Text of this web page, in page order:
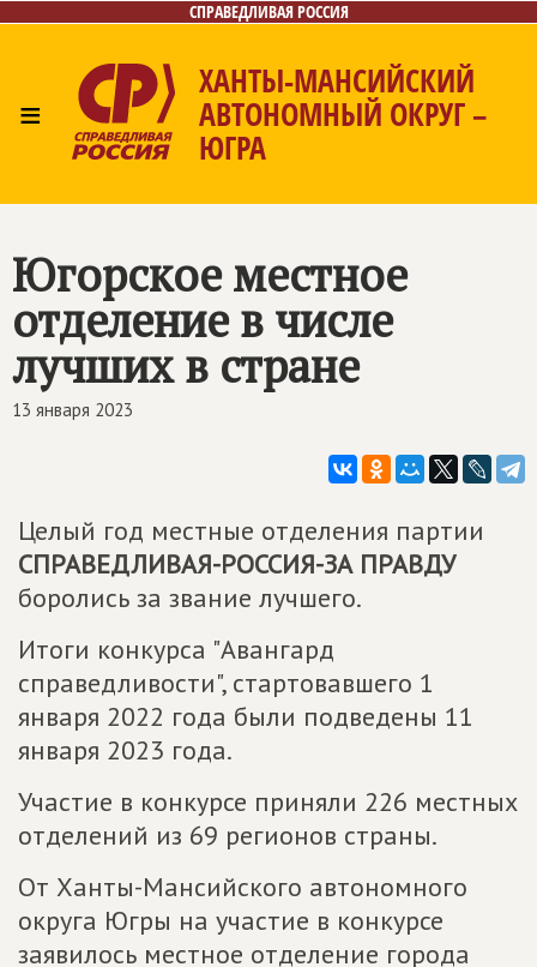
СПРАВЕДЛИВАЯ РОССИЯ
≡
ХАНТЫ-МАНСИЙСКИЙ
АВТОНОМНЫЙ ОКРУГ –
ЮГРА
Югорское местное
отделение в числе
лучших в стране
13 января 2023
Целый год местные отделения партии
СПРАВЕДЛИВАЯ-РОССИЯ-ЗА ПРАВДУ
боролись за звание лучшего.
Итоги конкурса "Авангард
справедливости", стартовавшего 1
января 2022 года были подведены 11
января 2023 года.
Участие в конкурсе приняли 226 местных
отделений из 69 регионов страны.
От Ханты-Мансийского автономного
округа Югры на участие в конкурсе
заявилось местное отделение города